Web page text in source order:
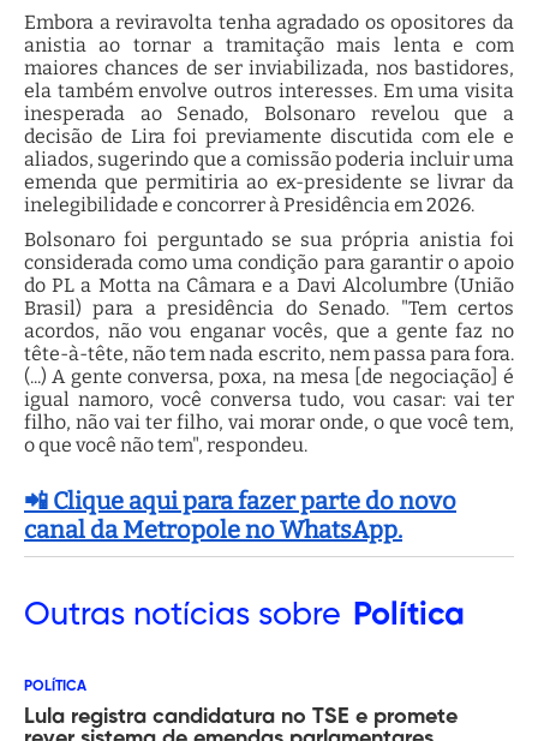
Embora a reviravolta tenha agradado os opositores da
anistia ao tornar a tramitação mais lenta e com
maiores chances de ser inviabilizada, nos bastidores,
ela também envolve outros interesses. Em uma visita
inesperada ao Senado, Bolsonaro revelou que a
decisão de Lira foi previamente discutida com ele e
aliados, sugerindo que a comissão poderia incluir uma
emenda que permitiria ao ex-presidente se livrar da
inelegibilidade e concorrer à Presidência em 2026.
Bolsonaro foi perguntado se sua própria anistia foi
considerada como uma condição para garantir o apoio
do PL a Motta na Câmara e a Davi Alcolumbre (União
Brasil) para a presidência do Senado. "Tem certos
acordos, não vou enganar vocês, que a gente faz no
tête-à-tête, não tem nada escrito, nem passa para fora.
(...) A gente conversa, poxa, na mesa [de negociação] é
igual namoro, você conversa tudo, vou casar: vai ter
filho, não vai ter filho, vai morar onde, o que você tem,
o que você não tem", respondeu.
📲 Clique aqui para fazer parte do novo
canal da Metropole no WhatsApp.
Outras notícias sobre Política
POLÍTICA
Lula registra candidatura no TSE e promete